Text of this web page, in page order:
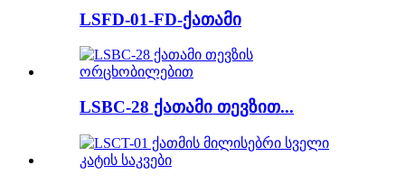
LSFD-01-FD-ქათამი
LSBC-28 ქათამი თევზით...